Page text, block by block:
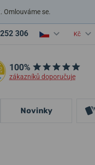
Omlouváme se.
306 Kč
100%
zákazníků doporučuje
Novinky